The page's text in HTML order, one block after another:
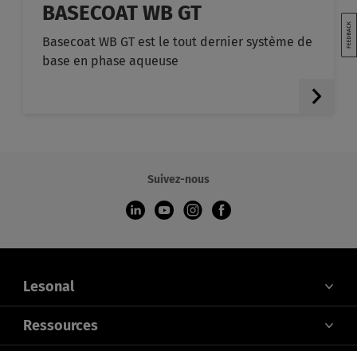
BASECOAT WB GT
Basecoat WB GT est le tout dernier système de
base en phase aqueuse
Suivez-nous
Lesonal
À PROPOS DE NOUS
CONTACTEZ-NOUS
Ressources